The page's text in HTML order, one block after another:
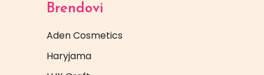
Brendovi
Aden Cosmetics
Haryjama